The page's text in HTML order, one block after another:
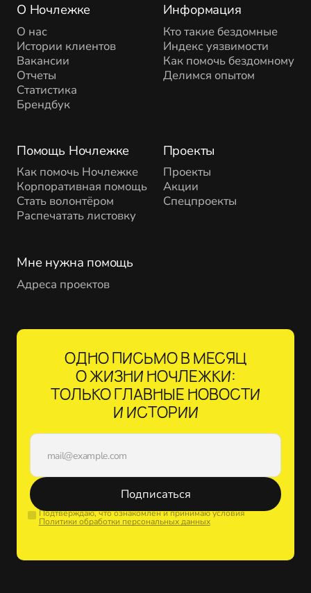
О Ночлежке
О нас
Истории клиентов
Вакансии
Отчеты
Статистика
Брендбук
Помощь Ночлежке
Как помочь Ночлежке
Корпоративная помощь
Стать волонтёром
Распечатать листовку
Проекты
Проекты
Акции
Спецпроекты
Информация
Кто такие бездомные
Индекс уязвимости
Как помочь бездомному
Делимся опытом
Мне нужна помощь
Адреса проектов
ОДНО ПИСЬМО В МЕСЯЦ
О ЖИЗНИ НОЧЛЕЖКИ:
ТОЛЬКО ГЛАВНЫЕ НОВОСТИ
И ИСТОРИИ
Подписаться
Подтверждаю, что ознакомлен и принимаю условия
Политики обработки персональных данных